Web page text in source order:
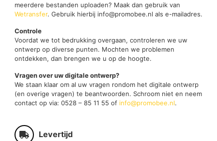
meerdere bestanden uploaden? Maak dan gebruik van
Wetransfer. Gebruik hierbij info@promobee.nl als e-mailadres.
Controle
Voordat we tot bedrukking overgaan, controleren we uw
ontwerp op diverse punten. Mochten we problemen
ontdekken, dan brengen we u op de hoogte.
Vragen over uw digitale ontwerp?
We staan klaar om al uw vragen rondom het digitale ontwerp
(en overige vragen) te beantwoorden. Schroom niet en neem
contact op via: 0528 – 85 11 55 of info@promobee.nl.
Levertijd